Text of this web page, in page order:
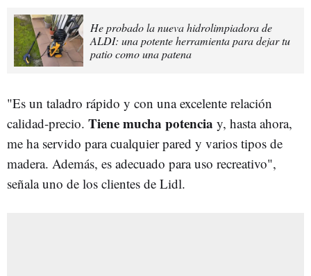
He probado la nueva hidrolimpiadora de
ALDI: una potente herramienta para dejar tu
patio como una patena
"Es un taladro rápido y con una excelente relación
calidad-precio. Tiene mucha potencia y, hasta ahora,
me ha servido para cualquier pared y varios tipos de
madera. Además, es adecuado para uso recreativo",
señala uno de los clientes de Lidl.